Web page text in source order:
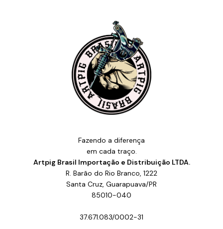
Fazendo a diferença
em cada traço.
Artpig Brasil Importação e Distribuição LTDA.
R. Barão do Rio Branco, 1222
Santa Cruz, Guarapuava/PR
85010-040
37.671.083/0002-31